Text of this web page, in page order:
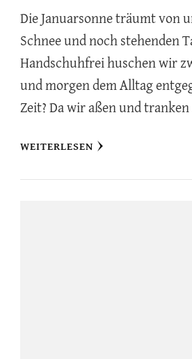
Die Januarsonne träumt von
Schnee und noch stehenden
Handschuhfrei huschen wir
und morgen dem Alltag
Zeit? Da wir aßen und
WEITERLESEN